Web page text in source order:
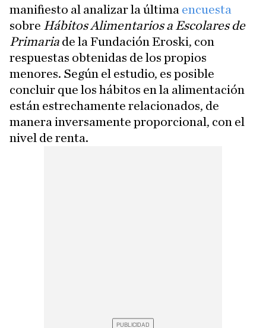
manifiesto al analizar la última encuesta
sobre Hábitos Alimentarios a Escolares de
Primaria de la Fundación Eroski, con
respuestas obtenidas de los propios
menores. Según el estudio, es posible
concluir que los hábitos en la alimentación
están estrechamente relacionados, de
manera inversamente proporcional, con el
nivel de renta.